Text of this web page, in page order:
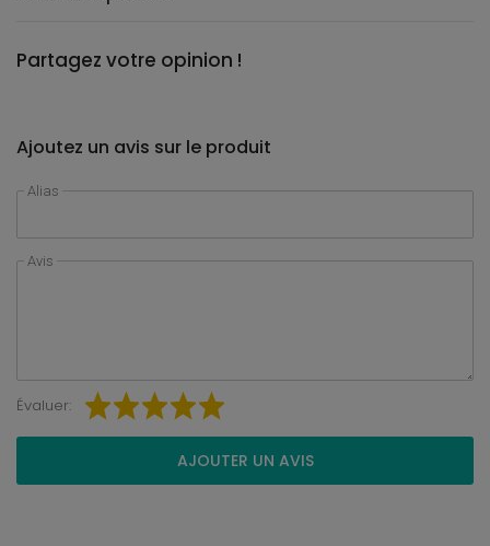
Partagez votre opinion !
Ajoutez un avis sur le produit
Alias
Avis
Évaluer:
AJOUTER UN AVIS